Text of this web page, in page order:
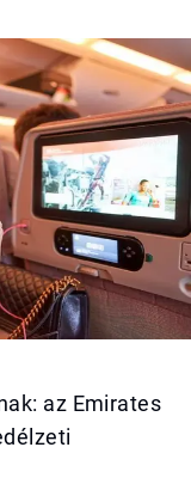
az Emirates